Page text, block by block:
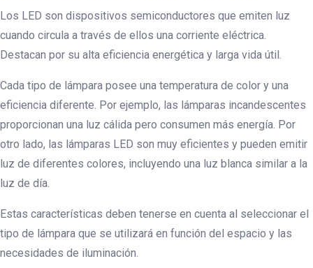
Los LED son dispositivos semiconductores que emiten luz
cuando circula a través de ellos una corriente eléctrica.
Destacan por su alta eficiencia energética y larga vida útil.
Cada tipo de lámpara posee una temperatura de color y una
eficiencia diferente. Por ejemplo, las lámparas incandescentes
proporcionan una luz cálida pero consumen más energía. Por
otro lado, las lámparas LED son muy eficientes y pueden emitir
luz de diferentes colores, incluyendo una luz blanca similar a la
luz de día.
Estas características deben tenerse en cuenta al seleccionar el
tipo de lámpara que se utilizará en función del espacio y las
necesidades de iluminación.